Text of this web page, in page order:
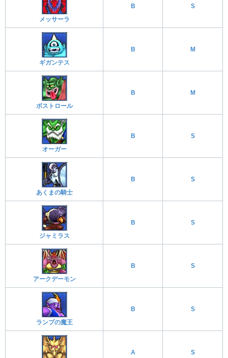
メッサーラ
B S
ギガンテス
B M
ボストロール
B M
オーガー
B S
あくまの騎士
B S
ジャミラス
B S
アークデーモン
B S
ランプの魔王
B S
A S